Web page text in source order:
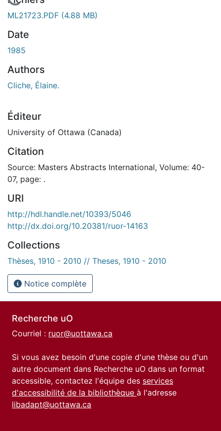
En cours de chargement...
ML21723.PDF (4.88 MB)
Date
1985
Authors
Cliche, Élaine.
Éditeur
University of Ottawa (Canada)
Citation
Source: Masters Abstracts International, Volume: 40-
07, page: .
URI
http://hdl.handle.net/10393/5046
http://dx.doi.org/10.20381/ruor-14163
Collections
Thèses, 1910 - 2010 // Theses, 1910 - 2010
Notice complète
Recherche uO
Courriel : ruor@uottawa.ca
Si vous avez besoin d'une copie d'une thèse ou d'un
autre document dans Recherche uO dans un format
accessible, contactez l'équipe des services
d'accessibilité de la bibliothèque à l'adresse
libadapt@uottawa.ca